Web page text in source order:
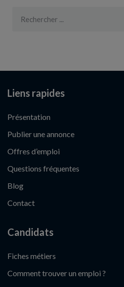
Liens rapides
Présentation
Publier une annonce
Offres d’emploi
Questions fréquentes
Blog
Contact
Candidats
Fiches métiers
Comment trouver un emploi ?